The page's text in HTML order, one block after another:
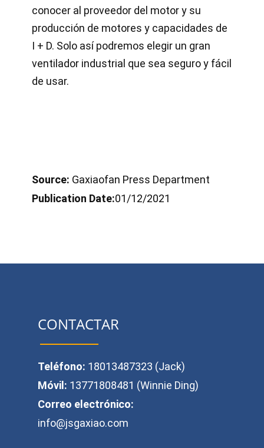
conocer al proveedor del motor y su
producción de motores y capacidades de
I + D. Solo así podremos elegir un gran
ventilador industrial que sea seguro y fácil
de usar.
Source: Gaxiaofan Press Department
Publication Date:01/12/2021
CONTACTAR
Teléfono: 18013487323 (Jack)
Móvil: 13771808481 (Winnie Ding)
Correo electrónico:
info@jsgaxiao.com